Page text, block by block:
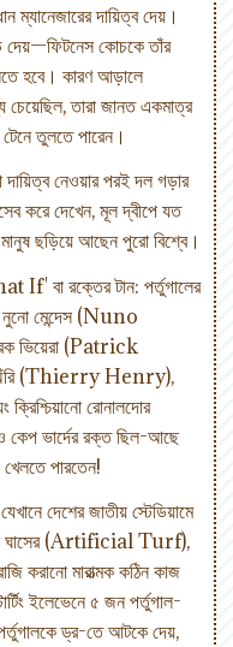
দায়িত্ব দেয়।
দেয়—ফিটনেস কোচকে তাঁর
হবে। কারণ আড়ালে
তারা জানত একমাত্র
তুলতে পারেন।
নেওয়ার পরই দল গড়ার
করে দেখেন, মূল দ্বীপে যত
মানুষ ছড়িয়ে আছেন পুরো বিশ্বে।
If' বা রক্তের টান: পর্তুগালের
নুনো মেন্দেস (Nuno
ভিয়েরা (Patrick
অঁরি (Thierry Henry),
ক্রিশ্চিয়ানো রোনালদোর
ভার্দের রক্ত ছিল-আছে
খেলতে পারতেন!
দেশের জাতীয় স্টেডিয়ামে
ঘাসের (Artificial Turf),
করানো মারাত্মক কঠিন কাজ
ইলেভেনে ৫ জন পর্তুগাল-
ড্র-তে আটকে দেয়,